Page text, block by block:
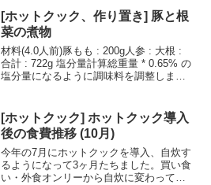
[ホットクック、作り置き] 豚と根
菜の煮物
材料(4.0人前)豚もも : 200g人参 : 大根 :
合計 : 722g 塩分量計算総重量 * 0.65% の
塩分量になるように調味料を調整しま
[ホットクック] ホットクック導入
後の食費推移 (10月)
今年の7月にホットクックを導入、自炊す
るようになって3ヶ月たちました。買い食
い・外食オンリーから自炊に変わって食